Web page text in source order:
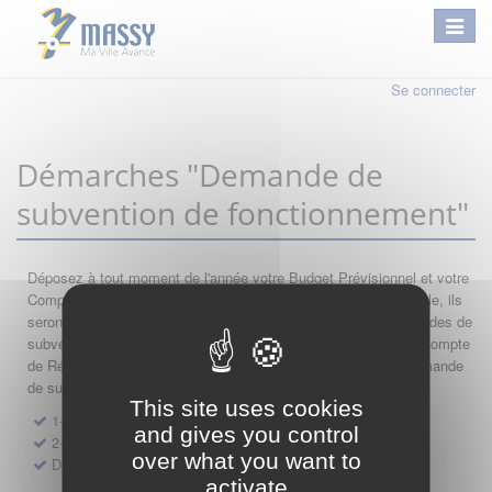
Se connecter
Démarches "Demande de
subvention de fonctionnement"
Déposez à tout moment de l'année votre Budget Prévisionnel et votre
Compte de Résultat : si leur année comptable est encore valable, ils
seront automatiquement réutilisés lors de vos nouvelles demandes de
subvention. Par conséquent merci de saisir dans l'ordre votre Compte
de Résultat, votre Budget Prévisionnel, et de finir par votre demande
de subvention.
1- Dépôt de Compte de Résultat de Fonctionnement
2- Dépôt de Budget Prévisionnel de Fonctionnement
Demande de subvention de fonctionnement 2027
This site uses cookies
and gives you control
over what you want to
activate